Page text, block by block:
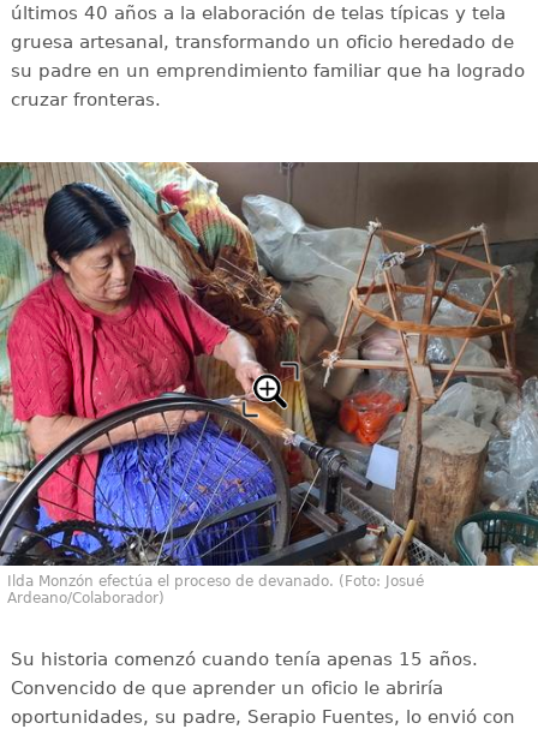
últimos 40 años a la elaboración de telas típicas y tela
gruesa artesanal, transformando un oficio heredado de
su padre en un emprendimiento familiar que ha logrado
cruzar fronteras.
Ilda Monzón efectúa el proceso de devanado. (Foto: Josué
Ardeano/Colaborador)
Su historia comenzó cuando tenía apenas 15 años.
Convencido de que aprender un oficio le abriría
oportunidades, su padre, Serapio Fuentes, lo envió con